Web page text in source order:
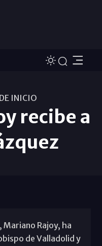
INICIO
recibe a
Rajoy, ha
de Valladolid y